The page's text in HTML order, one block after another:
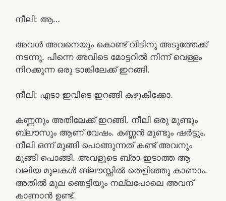
നീലി: ആ…
അവൾ അവനെയും കൊണ്ട് വീടിനു അടുത്തേക്ക്
നടന്നു. പിന്നെ അവിടെ മോട്ടറിൽ നിന്ന് വെള്ളം
നിറക്കുന്ന ഒരു ടാങ്കിലേക്ക് ഇറങ്ങി.
നീലി: എടാ ഇവിടെ ഇറങ്ങി കഴുകിക്കോ.
കണ്ണനും അതിലേക്ക് ഇറങ്ങി. നീലി ഒരു മുണ്ടും
ബ്ലൗസും ആണ് വേഷം. കണ്ണൻ മുണ്ടും ഷർട്ടും.
നീലി ഒന്ന് മുങ്ങി പൊങ്ങുന്നത് കണ്ട് അവനും
മുങ്ങി പൊങ്ങി. അവളുടെ ബ്രാ ഇടാത്ത ആ
വലിയ മുലകൾ ബ്ലൗസ്സിൽ തെളിഞ്ഞു കാണാം.
അതിൽ മുല ഞെട്ടിയും നല്ലപോലെ അവന്
കാണാൻ ഉണ്ട്.